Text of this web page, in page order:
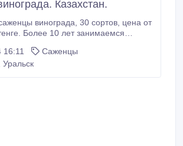
Казахстан.
30 сортов, цена от
Более 10 лет занимаемся
16:11
Саженцы
Уральск